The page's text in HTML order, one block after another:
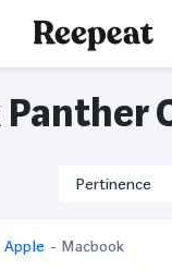
Panther
Apple - Macbook